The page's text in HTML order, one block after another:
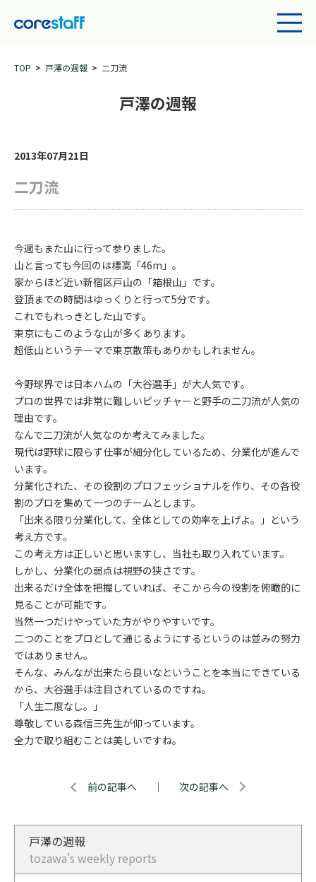
TOP 戸澤の週報 二刀流
戸澤の週報
2013年07月21日
二刀流
今週もまた山に行って参りました。
山と言っても今回のは標高「46m」。
家からほど近い新宿区戸山の「箱根山」です。
登頂までの時間はゆっくりと行って5分です。
これでもれっきとした山です。
東京にもこのような山が多くあります。
超低山というテーマで東京散策もありかもしれません。
今野球界では日本ハムの「大谷選手」が大人気です。
プロの世界では非常に難しいピッチャーと野手の二刀流が人気の
理由です。
なんで二刀流が人気なのか考えてみました。
現代は野球に限らず仕事が細分化しているため、分業化が進んで
います。
分業化された、その役割のプロフェッショナルを作り、その各役
割のプロを集めて一つのチームとします。
「出来る限り分業化して、全体としての効率を上げよ。」という
考え方です。
この考え方は正しいと思いますし、当社も取り入れています。
しかし、分業化の弱点は視野の狭さです。
出来るだけ全体を把握していれば、そこから今の役割を俯瞰的に
見ることが可能です。
当然一つだけやっていた方がやりやすいです。
二つのことをプロとして通じるようにするというのは並みの努力
ではありません。
そんな、みんなが出来たら良いなということを本当にできている
から、大谷選手は注目されているのですね。
「人生二度なし。」
尊敬している森信三先生が仰っています。
全力で取り組むことは美しいですね。
前の記事へ ｜ 次の記事へ
戸澤の週報
tozawa's weekly reports